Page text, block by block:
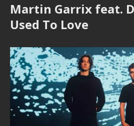
Martin Garrix feat.
Used To Love